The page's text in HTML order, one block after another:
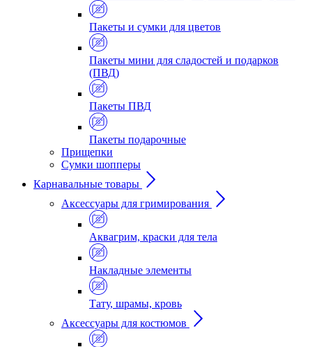
Пакеты и сумки для цветов
Пакеты мини для сладостей и подарков
(ПВД)
Пакеты ПВД
Пакеты подарочные
Прищепки
Сумки шопперы
Карнавальные товары
Аксессуары для гримирования
Аквагрим, краски для тела
Накладные элементы
Тату, шрамы, кровь
Аксессуары для костюмов